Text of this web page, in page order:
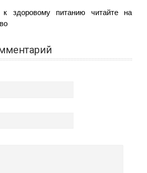
здоровому питанию читайте на